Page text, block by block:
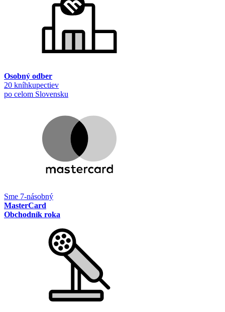
Osobný odber
20 kníhkupectiev
po celom Slovensku
Sme 7-násobný
MasterCard
Obchodník roka